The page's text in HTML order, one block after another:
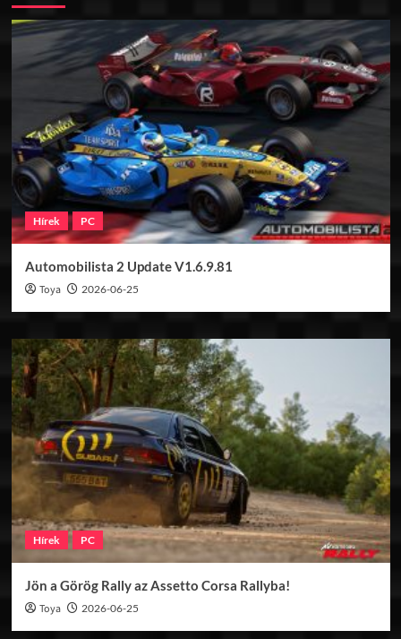
Hírek PC
Automobilista 2 Update V1.6.9.81
Toya 2026-06-25
Hírek PC
Jön a Görög Rally az Assetto Corsa Rallyba!
Toya 2026-06-25